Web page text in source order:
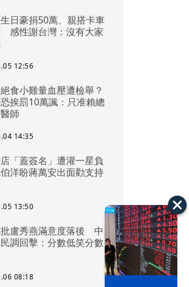
日豪捐50萬、親搭卡車
感性謝台灣：沒有大家
12:56
食小雞量血壓遭檢舉？
挨罰10萬諷：只准賴總
師
14:35
「蓋簽名」遭灌一星負
洋盼蔣萬安出面勸支持
13:50
盧秀燕滿意度落後 中
調回擊：分數低笑分數
08:18